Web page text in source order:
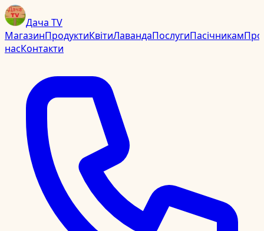
Дача TV
МагазинПродуктиКвітиЛавандаПослугиПасічникамПро
насКонтакти